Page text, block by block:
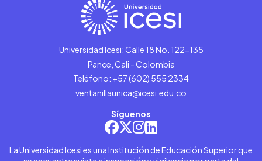
Universidad Icesi: Calle 18 No. 122-135
Pance, Cali - Colombia
Teléfono: +57 (602) 555 2334
ventanillaunica@icesi.edu.co
Síguenos
La Universidad Icesi es una Institución de Educación Superior que